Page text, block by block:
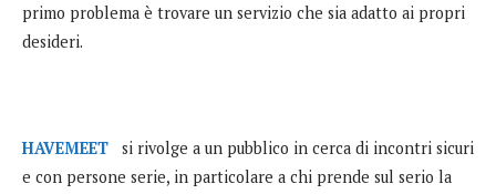
primo problema è trovare un servizio che sia adatto ai propri
desideri.
HAVEMEET
si rivolge a un pubblico in cerca di incontri sicuri
e con persone serie, in particolare a chi prende sul serio la